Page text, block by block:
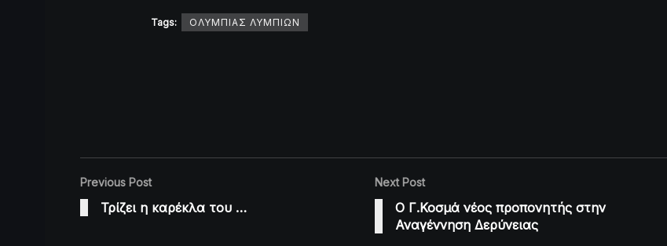
Tags: ΟΛΥΜΠΙΑΣ ΛΥΜΠΙΩΝ
Previous Post
Τρίζει η καρέκλα του …
Next Post
Ο Γ.Κοσμά νέος προπονητής στην
Αναγέννηση Δερύνειας